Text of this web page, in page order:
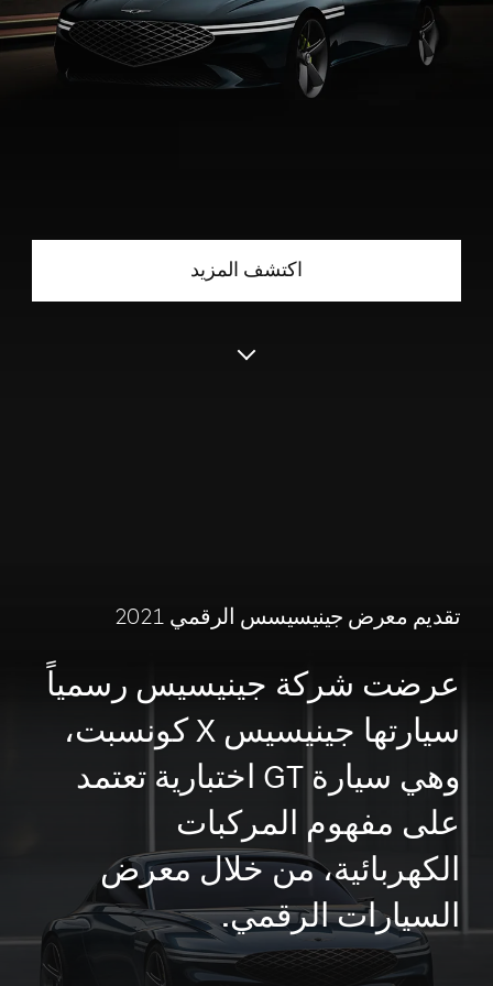
اكتشف المزيد
التحريك
تقديم معرض جينيسيسس الرقمي 2021
عرضت شركة جينيسيس رسمياً
سيارتها جينيسيس X كونسبت،
وهي سيارة GT اختبارية تعتمد
على مفهوم المركبات
الكهربائية، من خلال معرض
السيارات الرقمي.